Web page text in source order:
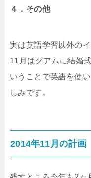
４．その他
実は英語学習以外の
11月はグアムに結婚
いうことで英語を使
しみです。
2014年11月の計画